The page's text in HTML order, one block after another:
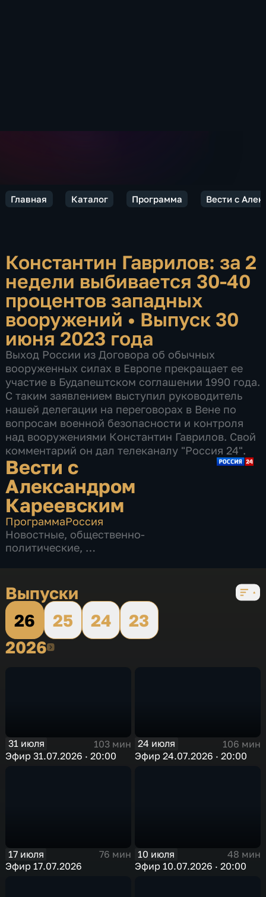
Главная Каталог Программа Вести с
Константин Гаврилов: за 2
недели выбивается 30-40
процентов западных
вооружений • Выпуск 30
июня 2023 года
Выход России из Договора об обычных
вооруженных силах в Европе прекращает ее
участие в Будапештском соглашении 1990 года.
С таким заявлением выступил руководитель
нашей делегации на переговорах в Вене по
вопросам военной безопасности и контроля
над вооружениями Константин Гаврилов. Свой
комментарий он дал телеканалу "Россия 24".
Вести с
Александром
Кареевским
ПрограммаРоссия
Новостные, общественно-
политические,
Выпуски
26
25 24
23
20262026
31 июля
103 мин
Эфир 31.07.2026 · 20:00
24 июля
106 мин
Эфир 24.07.2026 · 20:00
17 июля
76 мин
Эфир 17.07.2026
10 июля
48 мин
Эфир 10.07.2026 · 20:00